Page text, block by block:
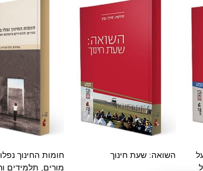
השואה: שעת חינוך
חומות החינוך
מורים, תלמידים